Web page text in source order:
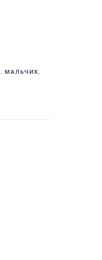
, МАЛЬЧИК,